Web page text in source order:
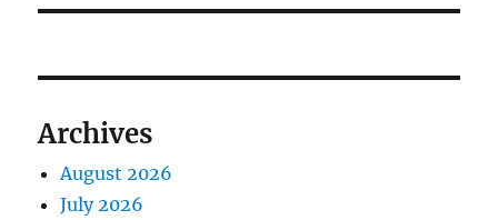
Archives
August 2026
July 2026